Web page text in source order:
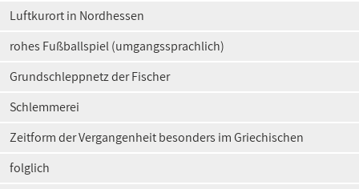
Luftkurort in Nordhessen
rohes Fußballspiel (umgangssprachlich)
Grundschleppnetz der Fischer
Schlemmerei
Zeitform der Vergangenheit besonders im Griechischen
folglich